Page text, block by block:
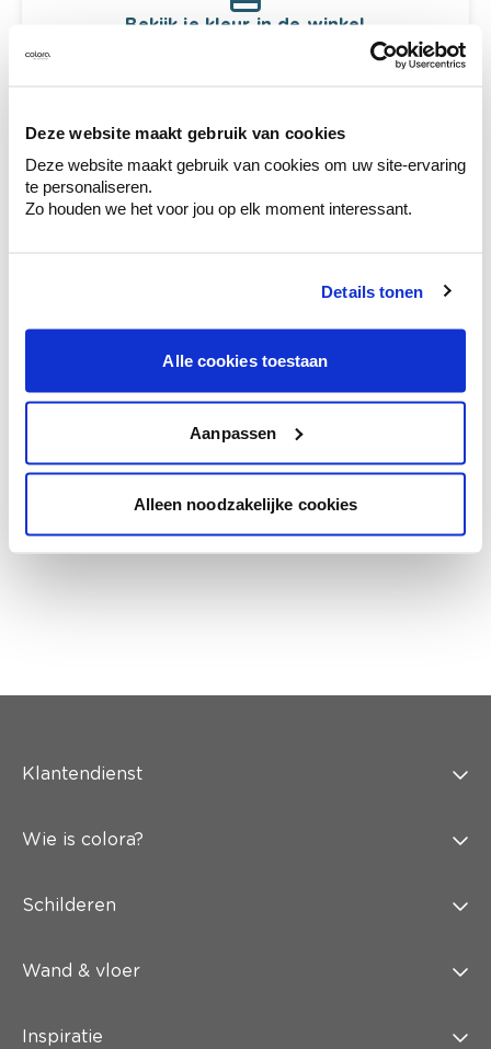
Deze website maakt gebruik van cookies
Deze website maakt gebruik van cookies om uw site-ervaring
te personaliseren.
Zo houden we het voor jou op elk moment interessant.
Details tonen
Alle cookies toestaan
Aanpassen
Alleen noodzakelijke cookies
Bekijk je kleur in de winkel
Ontdek er kleurechte stalen van je
te verfijnen.
Krijg persoonlijk advies om kleuren te
combineren.
Krijg kleuradvies op basis van de lichtinval
en je meubels.
Krijg ineens een technologische check-up
Klantendienst
Wie is colora?
Schilderen
Wand & vloer
Inspiratie